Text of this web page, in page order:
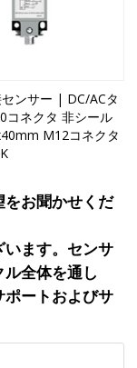
ンサー | DC/ACタ
コネクタ 非シール
M12コネクタ
お聞かせくだ
ます。センサ
全体を通し
ートおよびサ